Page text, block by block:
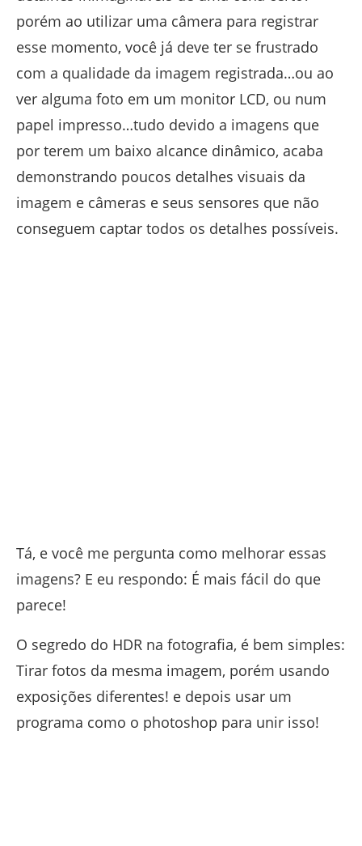
porém ao utilizar uma câmera para registrar
esse momento, você já deve ter se frustrado
com a qualidade da imagem registrada…ou ao
ver alguma foto em um monitor LCD, ou num
papel impresso…tudo devido a imagens que
por terem um baixo alcance dinâmico, acaba
demonstrando poucos detalhes visuais da
imagem e câmeras e seus sensores que não
conseguem captar todos os detalhes possíveis.
Tá, e você me pergunta como melhorar essas
imagens? E eu respondo: É mais fácil do que
parece!
O segredo do HDR na fotografia, é bem simples:
Tirar fotos da mesma imagem, porém usando
exposições diferentes! e depois usar um
programa como o photoshop para unir isso!